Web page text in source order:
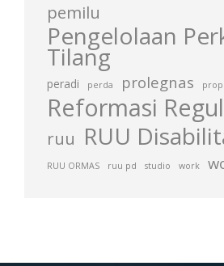
pemilu
Pengelolaan
Tilang
peradi perda prolegnas
Reformasi
ruu RUU
RUU ORMAS ruu pd studio work